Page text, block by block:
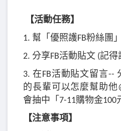
【活動任務】
1. 幫「優照護FB粉絲團
2. 分享FB活動貼文 (記得
3. 在FB活動貼文留言--
的長輩可以怎麼幫助
會抽中「7-11購物金100
【注意事項】